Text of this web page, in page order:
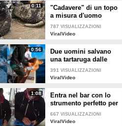
0:11
"Cadavere" di un topo
a misura d'uomo
ritrovato nelle fogne:
poi si scopre di cosa si
787 VISUALIZZAZIONI
ViralVideo
0:56
Due uomini salvano
una tartaruga dalle
fauci di uno squalo
tigre affamato
391 VISUALIZZAZIONI
ViralVideo
1:08
Entra nel bar con lo
strumento perfetto per
consumare la
colazione da asporto
667 VISUALIZZAZIONI
ViralVideo